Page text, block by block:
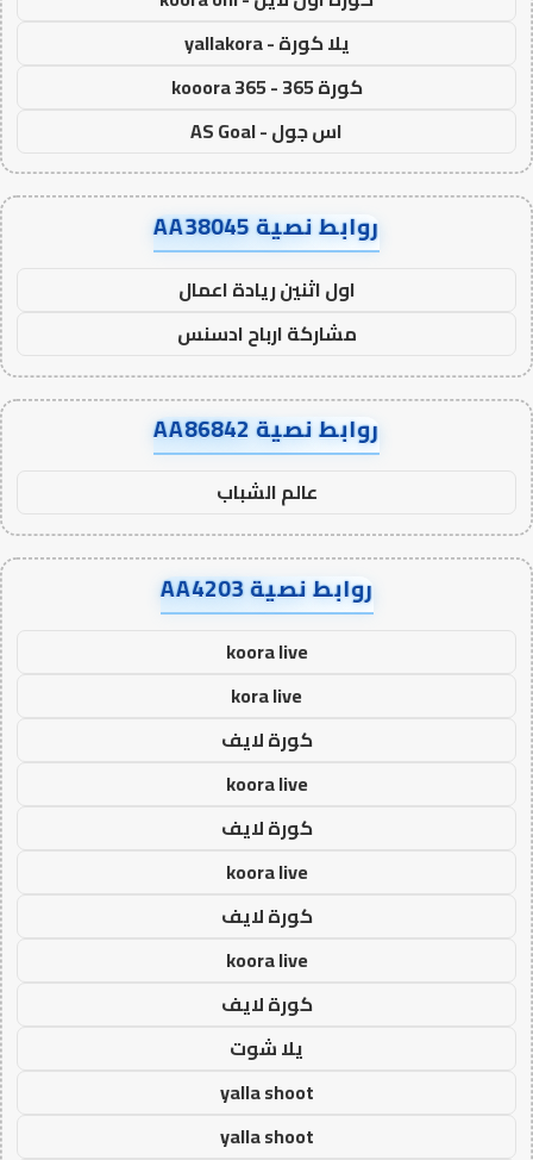
يلا كورة - yallakora
كورة 365 - kooora 365
اس جول - AS Goal
روابط نصية AA38045
اول اثنين ريادة اعمال
مشاركة ارباح ادسنس
روابط نصية AA86842
عالم الشباب
روابط نصية AA4203
koora live
kora live
كورة لايف
koora live
كورة لايف
koora live
كورة لايف
koora live
كورة لايف
يلا شوت
yalla shoot
yalla shoot